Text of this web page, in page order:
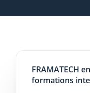
FRAMATECH
formations